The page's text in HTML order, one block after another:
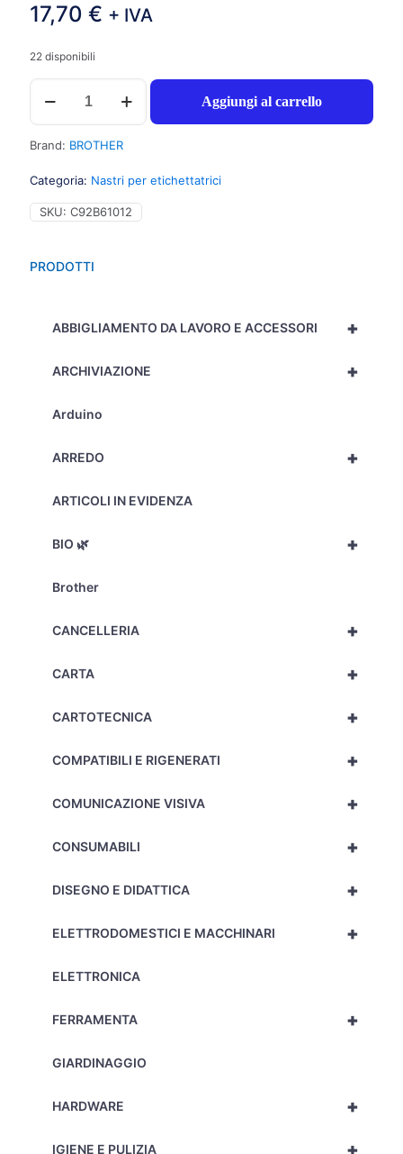
PRODOTTI
+
ABBIGLIAMENTO DA LAVORO E ACCESSORI
+
ARCHIVIAZIONE
Arduino
+
ARREDO
ARTICOLI IN EVIDENZA
+
BIO 🌿
Brother
+
CANCELLERIA
+
CARTA
+
CARTOTECNICA
+
COMPATIBILI E RIGENERATI
+
COMUNICAZIONE VISIVA
+
CONSUMABILI
+
DISEGNO E DIDATTICA
+
ELETTRODOMESTICI E MACCHINARI
ELETTRONICA
+
FERRAMENTA
GIARDINAGGIO
+
HARDWARE
IGIENE E PULIZIA
17,70 € + IVA
22 disponibili
Brother
TZE241
Nastro
tipo
TZe
PT-
18R/2460,
18mm
nero
Aggiungi al carrello
Brand: BROTHER
Categoria: Nastri per etichettatrici
SKU: C92B61012